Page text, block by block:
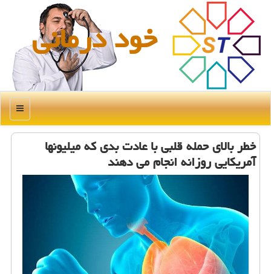
خود درمانی
منو
خطر بالای حمله قلبی با عادت بدی که میلیونها
آمریکایی روزانه انجام می دهند